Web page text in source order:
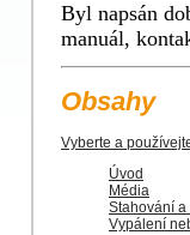
Byl napsán
manuál,
Obsahy
Vyberte a
Úvod
Média
Stahování
Vypálení